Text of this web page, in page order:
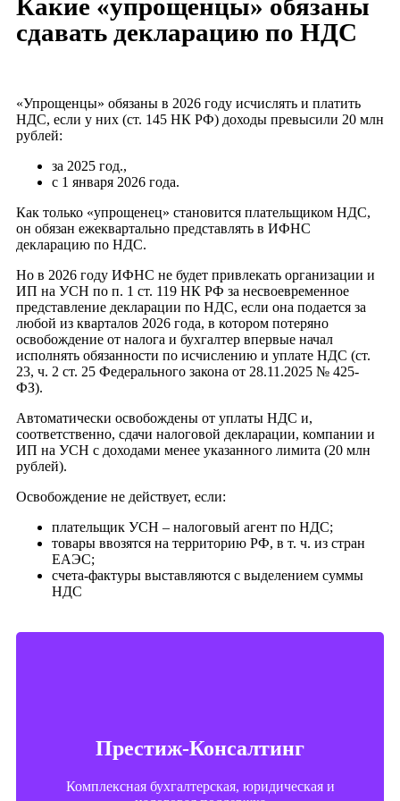
Какие «упрощенцы» обязаны
сдавать декларацию по НДС
«Упрощенцы» обязаны в 2026 году исчислять и платить
НДС, если у них (ст. 145 НК РФ) доходы превысили 20 млн
рублей:
за 2025 год.,
с 1 января 2026 года.
Как только «упрощенец» становится плательщиком НДС,
он обязан ежеквартально представлять в ИФНС
декларацию по НДС.
Но в 2026 году ИФНС не будет привлекать организации и
ИП на УСН по п. 1 ст. 119 НК РФ за несвоевременное
представление декларации по НДС, если она подается за
любой из кварталов 2026 года, в котором потеряно
освобождение от налога и бухгалтер впервые начал
исполнять обязанности по исчислению и уплате НДС (ст.
23, ч. 2 ст. 25 Федерального закона от 28.11.2025 № 425-
ФЗ).
Автоматически освобождены от уплаты НДС и,
соответственно, сдачи налоговой декларации, компании и
ИП на УСН с доходами менее указанного лимита (20 млн
рублей).
Освобождение не действует, если:
плательщик УСН – налоговый агент по НДС;
товары ввозятся на территорию РФ, в т. ч. из стран
ЕАЭС;
счета-фактуры выставляются с выделением суммы
НДС
Престиж-Консалтинг
Комплексная бухгалтерская, юридическая и
+7 (904) 496-11-63